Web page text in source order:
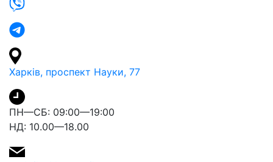
Харків, проспект Науки, 77
ПН—СБ: 09:00—19:00
НД: 10.00—18.00